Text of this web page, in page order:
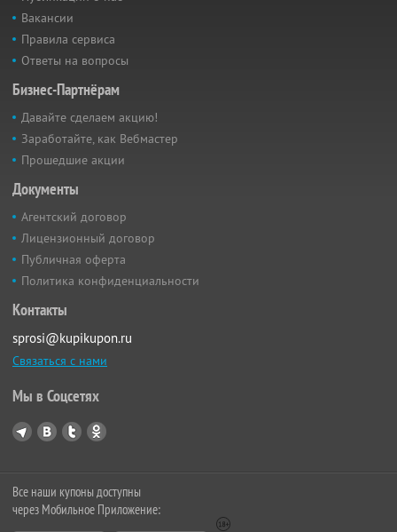
Вакансии
Правила сервиса
Ответы на вопросы
Бизнес-Партнёрам
Давайте сделаем акцию!
Заработайте, как Вебмастер
Прошедшие акции
Документы
Агентский договор
Лицензионный договор
Публичная оферта
Политика конфиденциальности
Контакты
sprosi@kupikupon.ru
Связаться с нами
Мы в Соцсетях
Все наши купоны доступны
через Мобильное Приложение: